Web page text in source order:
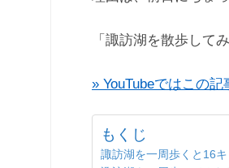
「諏訪湖を散歩して
» YouTubeではこの
もくじ
諏訪湖を一周歩くと16